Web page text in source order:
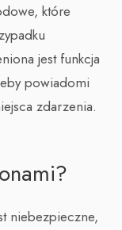
które
jest funkcja
powiadomi
zdarzenia.
niebezpieczne,